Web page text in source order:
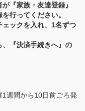
『家族・友達登録』
行ってください。
ックを入れ、1名ずつ
『決済手続きへ』の
週間から10日前ごろ発